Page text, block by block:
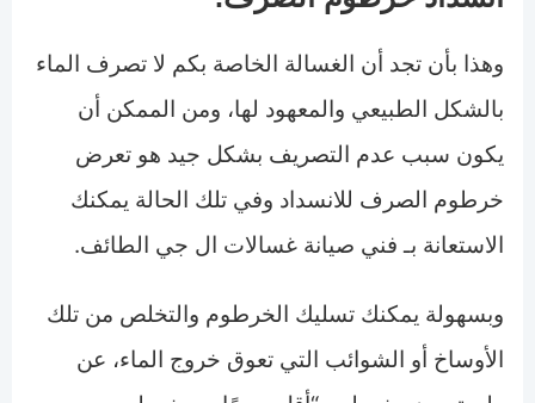
وهذا بأن تجد أن الغسالة الخاصة بكم لا تصرف الماء
بالشكل الطبيعي والمعهود لها، ومن الممكن أن
يكون سبب عدم التصريف بشكل جيد هو تعرض
خرطوم الصرف للانسداد وفي تلك الحالة يمكنك
الاستعانة بـ فني صيانة غسالات ال جي الطائف.
وبسهولة يمكنك تسليك الخرطوم والتخلص من تلك
الأوساخ أو الشوائب التي تعوق خروج الماء، عن